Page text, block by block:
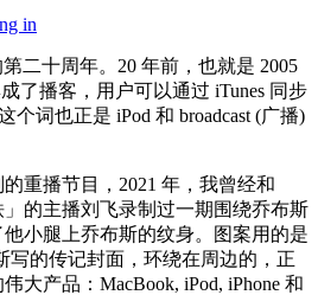
in
二十周年。20 年前，也就是 2005
了播客，用户可以通过 iTunes 同步
个词也正是 iPod 和 broadcast (广播)
重播节目，2021 年，我曾经和
」的主播刘飞录制过一期围绕乔布斯
小腿上乔布斯的纹身。图案用的是
写的传记封面，环绕在周边的，正
大产品：MacBook, iPod, iPhone 和